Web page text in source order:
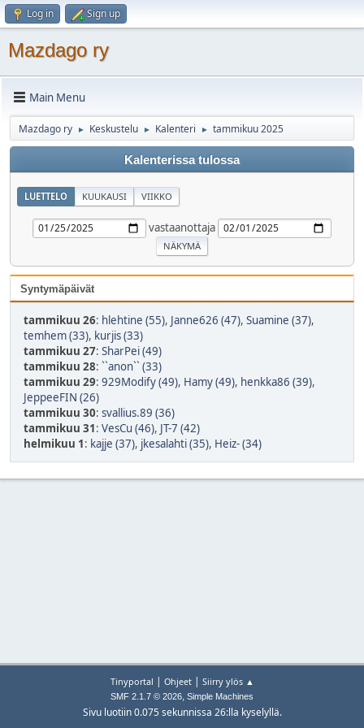
Log in Sign up
Mazdago ry
Main Menu
Mazdago ry ► Keskustelu ► Kalenteri ► tammikuu 2025
Kalenterissa tulossa
LUETTELO KUUKAUSI VIIKKO
vastaanottaja
Syntymäpäivät
tammikuu 26: hlehtine (55), Janne626 (47), Suamine (37),
temhem (33), kurjis (33)
tammikuu 27: SharPei (49)
tammikuu 28: ``anon`` (33)
tammikuu 29: 929Modify (49), Hamy (49), henkka86 (39),
JeppeeFIN (26)
tammikuu 30: svallius.89 (36)
tammikuu 31: VesCu (46), JT-7 (42)
helmikuu 1: kajje (37), jkesalahti (35), Heiz- (34)
Tinyportal | Ohjeet| Siirry ylös ▲
SMF 2.1.7 © 2026, Simple Machines
Sivu luotiin 0.075 sekunnissa 26:lla kyselyllä.